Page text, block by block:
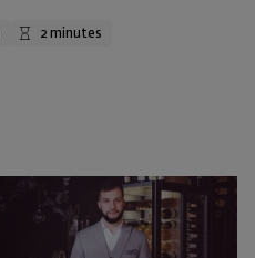
2 minutes